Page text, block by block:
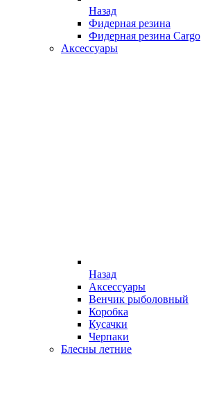
Назад
Фидерная резина
Фидерная резина Cargo
Аксессуары
Назад
Аксессуары
Венчик рыболовный
Коробка
Кусачки
Черпаки
Блесны летние